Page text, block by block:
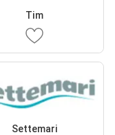
Tim
Settemari